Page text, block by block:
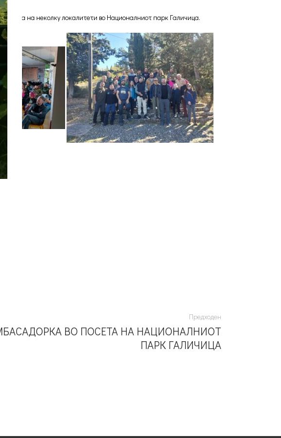
вежба на неколку локалитети во Националниот парк Галичица.
Предходен
ВО ПОСЕТА НА НАЦИОНАЛНИОТ
ПАРК ГАЛИЧИЦА